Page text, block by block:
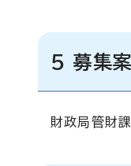
5 募集
財政局管財